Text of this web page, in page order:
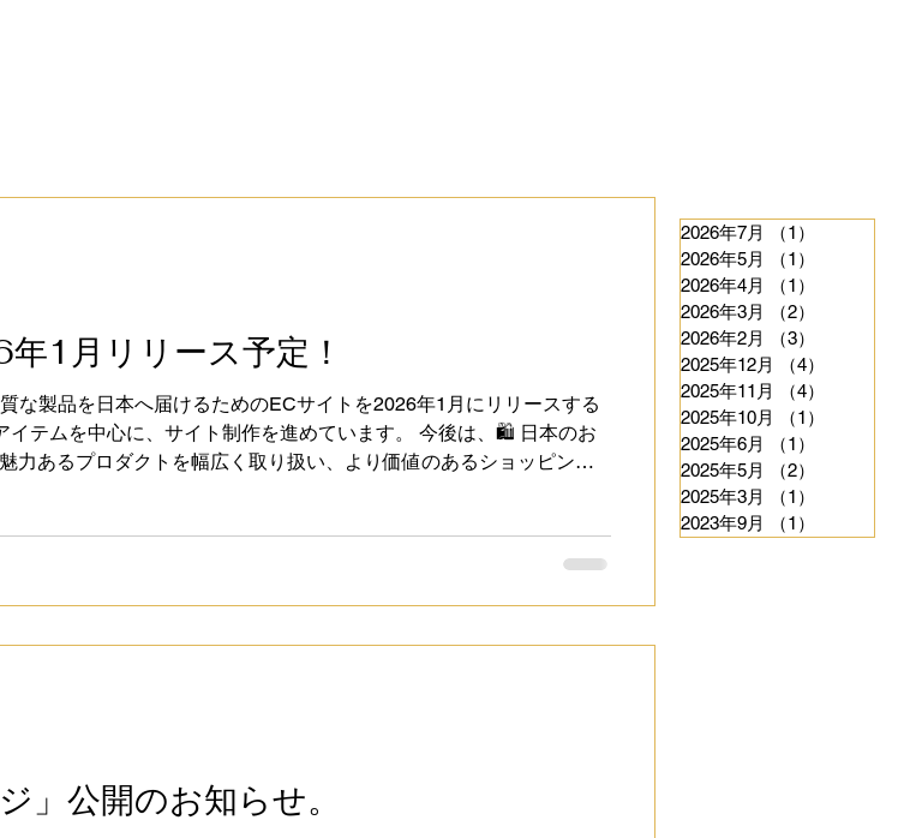
1月リリース予定！
な製品を日本へ届けるためのECサイトを2026年1月にリリースする
テムを中心に、サイト制作を進めています。 今後は、🛍 日本のお
力あるプロダクトを幅広く取り扱い、より価値のあるショッピング
」公開のお知らせ。
2026年7月 （1）
2026年5月
（1）
2026年4月
（1）
2026年3月
（2）
2026年2月
（3）
2025年12月
（4）
2025年11月
（4）
2025年10月
（1）
2025年6月
（1）
2025年5月
（2）
2025年3月
（1）
2023年9月
（1）